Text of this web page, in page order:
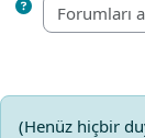
(Henüz hiçbir